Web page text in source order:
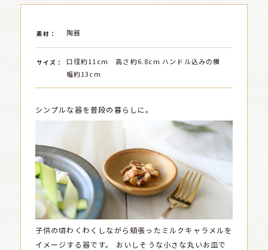
素材： 陶器
サイズ：
口径約11cm 高さ約6.8cm ハンドル込みの横
幅約13cm
シンプルな器を普段の暮らしに。
子供の頃わくわくしながら頬張ったミルクキャラメルを
イメージする器です。
おいしそうな小さな丸いお皿で